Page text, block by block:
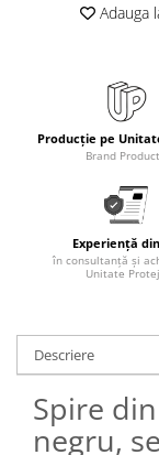
Adauga
Producție pe
Brand
Experiență
în consultanță și
Unitate
Descriere
Spire
negru,